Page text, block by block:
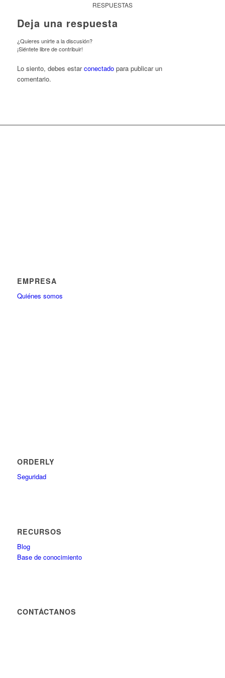
RESPUESTAS
Deja una respuesta
¿Quieres unirte a la discusión?
¡Siéntete libre de contribuir!
Lo siento, debes estarconectadopara publicar un
comentario.
EMPRESA
Quiénes somos
ORDERLY
Seguridad
RECURSOS
Blog
Base de conocimiento
CONTÁCTANOS